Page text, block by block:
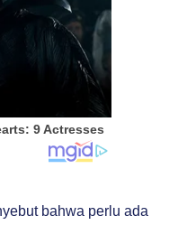
bahwa perlu ada